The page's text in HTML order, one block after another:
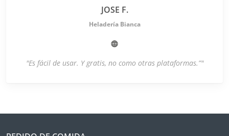
JOSE F.
Heladería Bianca
"Es fácil de usar. Y gratis, no como otras plataformas.”"